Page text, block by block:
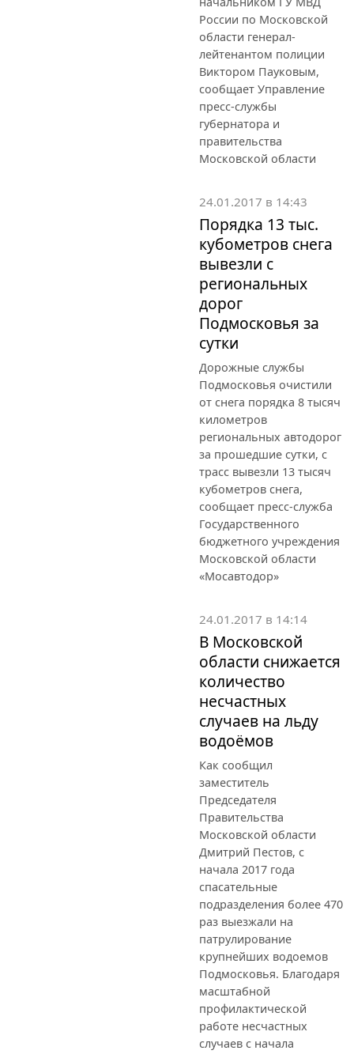
России по Московской
области генерал-
лейтенантом полиции
Виктором Пауковым,
сообщает Управление
пресс-службы
губернатора и
правительства
Московской области
24.01.2017 в 14:43
Порядка 13 тыс.
кубометров снега
вывезли с
региональных
дорог
Подмосковья за
сутки
Дорожные службы
Подмосковья очистили
от снега порядка 8 тысяч
километров
региональных автодорог
за прошедшие сутки, с
трасс вывезли 13 тысяч
кубометров снега,
сообщает пресс-служба
Государственного
бюджетного учреждения
Московской области
«Мосавтодор»
24.01.2017 в 14:14
В Московской
области снижается
количество
несчастных
случаев на льду
водоёмов
Как сообщил
заместитель
Председателя
Правительства
Московской области
Дмитрий Пестов, с
начала 2017 года
спасательные
подразделения более 470
раз выезжали на
патрулирование
крупнейших водоемов
Подмосковья. Благодаря
масштабной
профилактической
работе несчастных
случаев с начала